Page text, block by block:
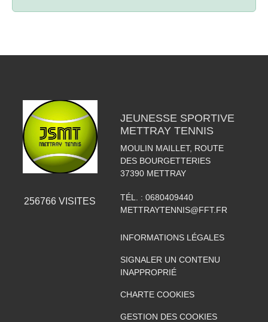
256766 VISITES
JEUNESSE SPORTIVE
METTRAY TENNIS
MOULIN MAILLET, ROUTE
DES BOURGETTERIES
37390 METTRAY
TÉL. : 0680409440
METTRAYTENNIS@FFT.FR
INFORMATIONS LÉGALES
SIGNALER UN CONTENU
INAPPROPRIÉ
CHARTE COOKIES
GESTION DES COOKIES